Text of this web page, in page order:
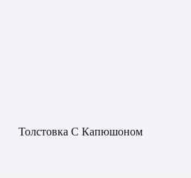
Толстовка С Капюшоном